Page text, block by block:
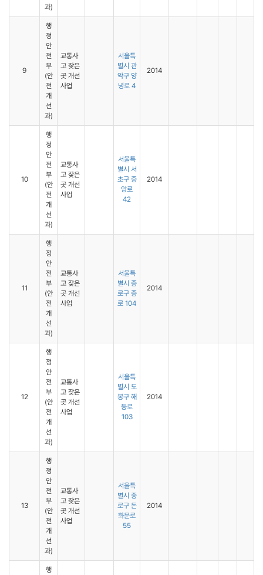
과)
9
행
정
안
전
부
(안
전
개
선
과)
교통사
고 잦은
곳 개선
사업
서울특
별시 관
악구 양
녕로 4
2014
10
행
정
안
전
부
(안
전
개
선
과)
교통사
고 잦은
곳 개선
사업
서울특
별시 서
초구 중
앙로
42
2014
11
행
정
안
전
부
(안
전
개
선
과)
교통사
고 잦은
곳 개선
사업
서울특
별시 종
로구 종
로 104
2014
12
행
정
안
전
부
(안
전
개
선
과)
교통사
고 잦은
곳 개선
사업
서울특
별시 도
봉구 해
등로
103
2014
13
행
정
안
전
부
(안
전
개
선
과)
교통사
고 잦은
곳 개선
사업
서울특
별시 종
로구 돈
화문로
55
2014
행